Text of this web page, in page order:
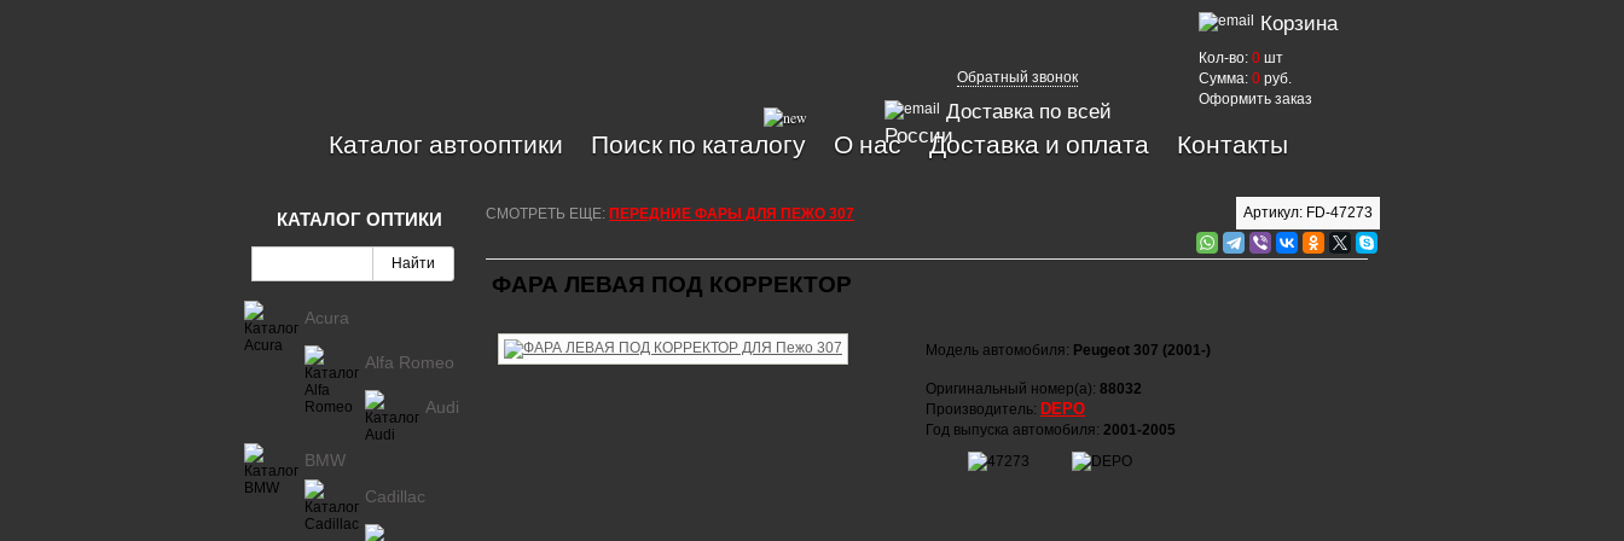
Обратный звонок
Доставка по всей
России
Корзина
Кол-во: 0 шт
Сумма: 0 руб.
Оформить заказ
Каталог автооптики Поиск по каталогу О нас Доставка и оплата Контакты
СМОТРЕТЬ ЕЩЕ: ПЕРЕДНИЕ ФАРЫ ДЛЯ ПЕЖО 307 Артикул: FD-47273
ФАРА ЛЕВАЯ ПОД КОРРЕКТОР
Модель автомобиля: Peugeot 307 (2001-)
Оригинальный номер(а): 88032
Производитель: DEPO
Год выпуска автомобиля: 2001-2005
КАТАЛОГ ОПТИКИ
Acura
Alfa Romeo
Audi
BMW
Cadillac